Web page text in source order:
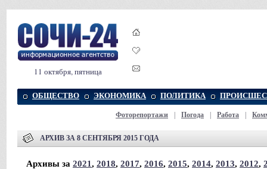
11 октября, пятница
ОБЩЕСТВО ЭКОНОМИКА ПОЛИТИКА
Фоторепортажи Погода Работа
АРХИВ ЗА 8 СЕНТЯБРЯ 2015 ГОДА
Архивы за 2021, 2018, 2017, 2016, 2015, 2014, 2013, 2012,